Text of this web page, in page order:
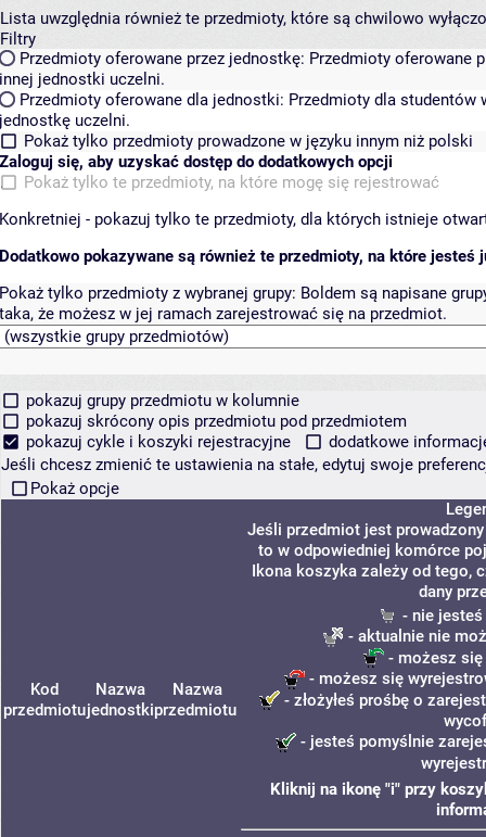
Lista uwzględnia również te przedmioty, które są chwilowo
Filtry
Przedmioty oferowane przez jednostkę: Przedmioty oferowane
innej jednostki uczelni.
Przedmioty oferowane dla jednostki: Przedmioty dla studentów
jednostkę uczelni.
Pokaż tylko przedmioty prowadzone w języku innym niż polski
Zaloguj się, aby uzyskać dostęp do dodatkowych opcji
Pokaż tylko te przedmioty, na które mogę się rejestrować
Konkretniej - pokazuj tylko te przedmioty, dla których istnieje
Dodatkowo pokazywane są również te przedmioty, na które jesteś
Pokaż tylko przedmioty z wybranej grupy: Boldem są napisane
taka, że możesz w jej ramach zarejestrować się na przedmiot.
pokazuj grupy przedmiotu w kolumnie
pokazuj skrócony opis przedmiotu pod przedmiotem
pokazuj cykle i koszyki rejestracyjne
dodatkowe
Jeśli chcesz zmienić te ustawienia na stałe, edytuj swoje
Pokaż opcje
Kod
przedmiotu
Nazwa
jednostki
Nazwa
przedmiotu
Jeśli przedmiot jest
to w odpowiedniej komórce
Ikona koszyka zależy od tego,
dany
- nie
- aktualnie nie
- możesz się
- możesz się
- złożyłeś prośbę o
- jesteś pomyślnie
Kliknij na ikonę "i" przy